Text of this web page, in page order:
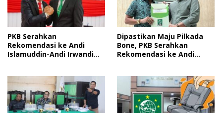
PKB Serahkan
Rekomendasi ke Andi
Islamuddin-Andi Irwandi
Terdepan
Dipastikan Maju Pilkada
Bone, PKB Serahkan
Rekomendasi ke Andi